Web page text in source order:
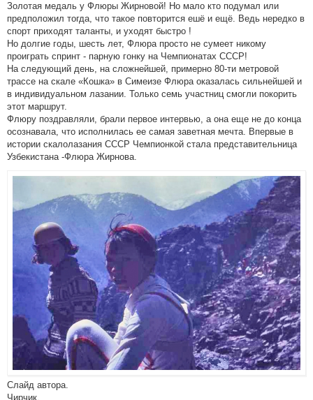
Золотая медаль у Флюры Жирновой! Но мало кто подумал или
предположил тогда, что такое повторится ешё и ещё. Ведь нередко в
спорт приходят таланты, и уходят быстро !
Но долгие годы, шесть лет, Флюра просто не сумеет никому
проиграть спринт - парную гонку на Чемпионатах СССР!
На следующий день, на сложнейшей, примерно 80-ти метровой
трассе на скале «Кошка» в Симеизе Флюра оказалась сильнейшей и
в индивидуальном лазании. Только семь участниц смогли покорить
этот маршрут.
Флюру поздравляли, брали первое интервью, а она еще не до конца
осознавала, что исполнилась ее самая заветная мечта. Впервые в
истории скалолазания СССР Чемпионкой стала представительница
Узбекистана -Флюра Жирнова.
Слайд автора.
Чирчик.